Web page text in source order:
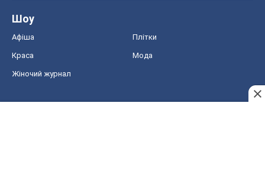
Шоу
Афіша Плітки
Краса Мода
Жіночий журнал